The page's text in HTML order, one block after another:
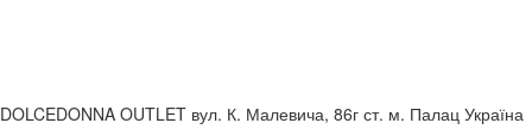
DOLCEDONNA OUTLET вул. К. Малевича, 86г ст. м. Палац Україна